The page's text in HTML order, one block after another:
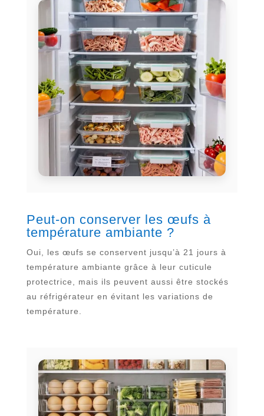
Peut-on conserver les œufs à
température ambiante ?
Oui, les œufs se conservent jusqu’à 21 jours à
température ambiante grâce à leur cuticule
protectrice, mais ils peuvent aussi être stockés
au réfrigérateur en évitant les variations de
température.